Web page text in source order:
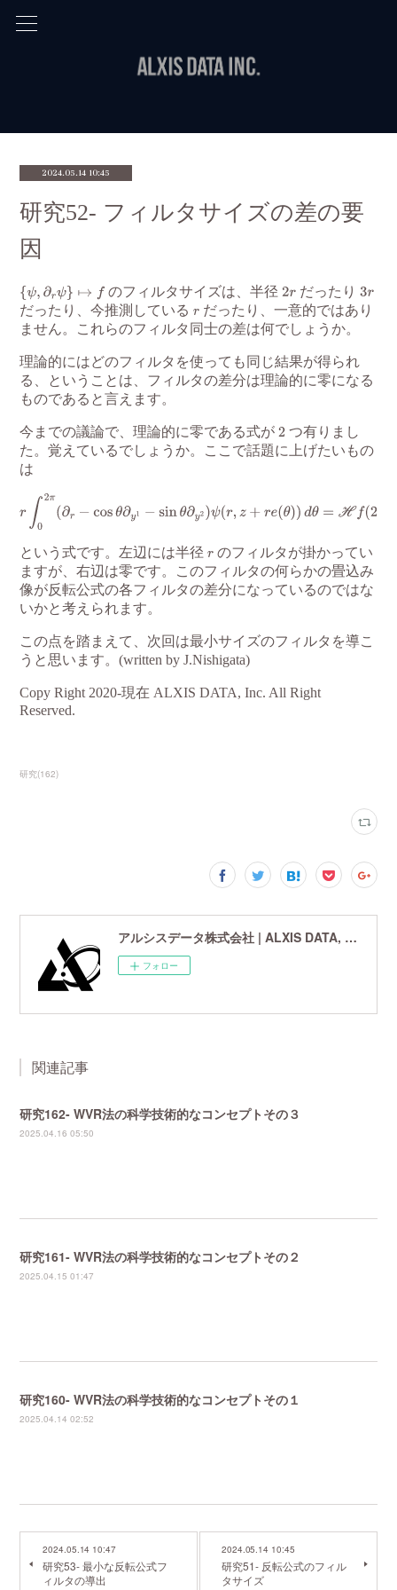
2024.05.14 10:45
研究52- フィルタサイズの差の要
因
研究(162)
アルシスデータ株式会社 | ALXIS DATA, Inc. | 世界最先端の画像鮮鋭化技術研究開発企業
フォロー
関連記事
研究162- WVR法の科学技術的なコンセプトその３
2025.04.16 05:50
研究161- WVR法の科学技術的なコンセプトその２
2025.04.15 01:47
研究160- WVR法の科学技術的なコンセプトその１
2025.04.14 02:52
2024.05.14 10:47
研究53- 最小な反転公式フ
ィルタの導出
2024.05.14 10:45
研究51- 反転公式のフィル
タサイズ